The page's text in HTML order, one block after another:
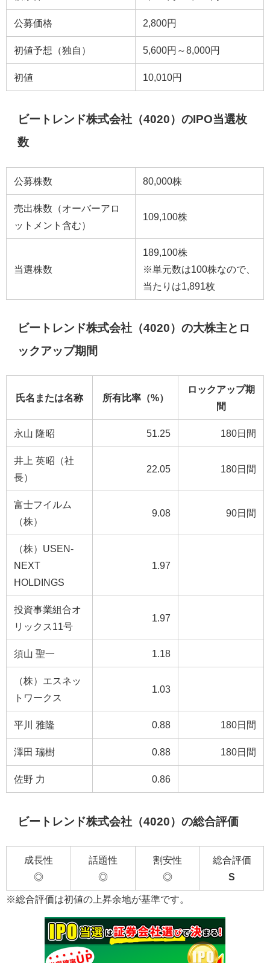
公募価格 2,800円
初値予想（独自） 5,600円～8,000円
初値 10,010円
ビートレンド株式会社（4020）のIPO当選枚
数
公募株数 80,000株
売出株数（オーバーアロ
ットメント含む）
109,100株
当選株数
189,100株
※単元数は100株なので、
当たりは1,891枚
ビートレンド株式会社（4020）の大株主とロ
ックアップ期間
氏名または名称 所有比率（%）
ロックアップ期
間
永山 隆昭 51.25 180日間
井上 英昭（社
長）
22.05 180日間
富士フイルム
（株）
9.08 90日間
（株）USEN-
NEXT
HOLDINGS
1.97
投資事業組合オ
リックス11号
1.97
須山 聖一 1.18
（株）エスネッ
トワークス
1.03
平川 雅隆 0.88 180日間
澤田 瑞樹 0.88 180日間
佐野 力 0.86
ビートレンド株式会社（4020）の総合評価
成長性
◎
話題性
◎
割安性
◎
総合評価
S
※総合評価は初値の上昇余地が基準です。